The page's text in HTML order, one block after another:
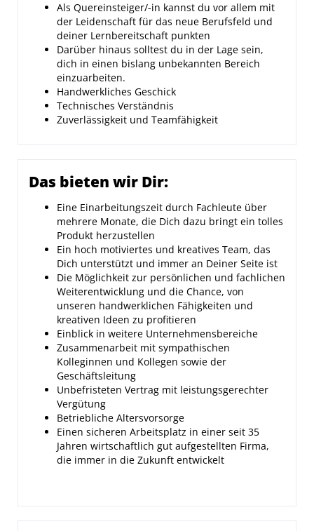
Als Quereinsteiger/-in kannst du vor allem mit
der Leidenschaft für das neue Berufsfeld und
deiner Lernbereitschaft punkten
Darüber hinaus solltest du in der Lage sein,
dich in einen bislang unbekannten Bereich
einzuarbeiten.
Handwerkliches Geschick
Technisches Verständnis
Zuverlässigkeit und Teamfähigkeit
Das bieten wir Dir:
Eine Einarbeitungszeit durch Fachleute über
mehrere Monate, die Dich dazu bringt ein tolles
Produkt herzustellen
Ein hoch motiviertes und kreatives Team, das
Dich unterstützt und immer an Deiner Seite ist
Die Möglichkeit zur persönlichen und fachlichen
Weiterentwicklung und die Chance, von
unseren handwerklichen Fähigkeiten und
kreativen Ideen zu profitieren
Einblick in weitere Unternehmensbereiche
Zusammenarbeit mit sympathischen
Kolleginnen und Kollegen sowie der
Geschäftsleitung
Unbefristeten Vertrag mit leistungsgerechter
Vergütung
Betriebliche Altersvorsorge
Einen sicheren Arbeitsplatz in einer seit 35
Jahren wirtschaftlich gut aufgestellten Firma,
die immer in die Zukunft entwickelt